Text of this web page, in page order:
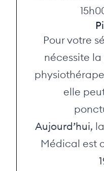
Pour votre
nécessite la
elle
Aujourd’hui,
Médical est